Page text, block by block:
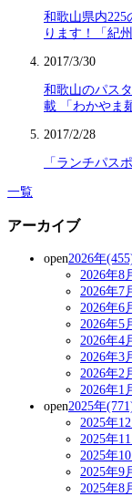
和歌山県内225
ります！「紀
2017/3/30
和歌山のパス
載 「わかやま
2017/2/28
「ランチパス
一覧
アーカイブ
open2026年
2026年8
2026年7
2026年6
2026年5
2026年4
2026年3
2026年2
2026年1
open2025年
2025年
2025年
2025年
2025年9
2025年8